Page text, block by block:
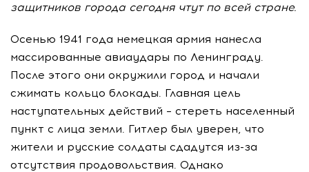
защитников города сегодня чтут по всей стране.
Осенью 1941 года немецкая армия нанесла
массированные авиаудары по Ленинграду.
После этого они окружили город и начали
сжимать кольцо блокады. Главная цель
наступательных действий – стереть населенный
пункт с лица земли. Гитлер был уверен, что
жители и русские солдаты сдадутся из-за
отсутствия продовольствия. Однако